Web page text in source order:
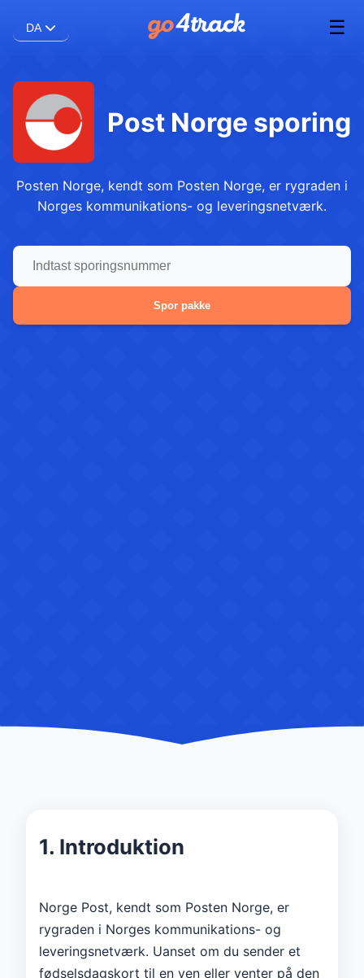
DA ☰
Post Norge sporing
Posten Norge, kendt som Posten Norge, er rygraden i
Norges kommunikations- og leveringsnetværk.
Spor pakke
1. Introduktion
Norge Post, kendt som Posten Norge, er
rygraden i Norges kommunikations- og
leveringsnetværk. Uanset om du sender et
fødselsdagskort til en ven eller venter på den